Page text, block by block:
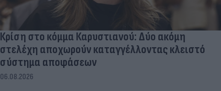
Κρίση στο κόμμα Καρυστιανού: Δύο ακόμη
στελέχη αποχωρούν καταγγέλλοντας κλειστό
σύστημα αποφάσεων
06.08.2026